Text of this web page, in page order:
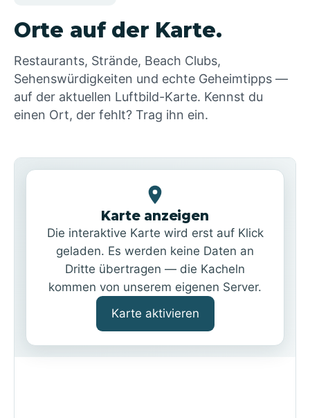
Orte auf der Karte.
Restaurants, Strände, Beach Clubs,
Sehenswürdigkeiten und echte Geheimtipps —
auf der aktuellen Luftbild-Karte. Kennst du
einen Ort, der fehlt? Trag ihn ein.
Karte anzeigen
Die interaktive Karte wird erst auf Klick
geladen. Es werden keine Daten an
Dritte übertragen — die Kacheln
kommen von unserem eigenen Server.
Karte aktivieren